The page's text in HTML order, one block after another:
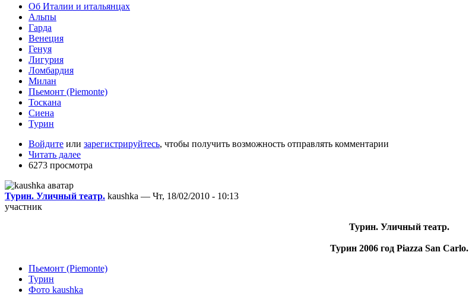
Об Италии и итальянцах
Альпы
Гарда
Венеция
Генуя
Лигурия
Ломбардия
Милан
Пьемонт (Piemonte)
Тоскана
Сиена
Турин
Войдите или зарегистрируйтесь, чтобы получить возможность отправлять комментарии
Читать далее
6273 просмотра
Турин. Уличный театр. kaushka — Чт, 18/02/2010 - 10:13
участник
Турин. Уличный театр.
Турин 2006 год Piazza San Carlo.
Пьемонт (Piemonte)
Турин
Фото kaushka